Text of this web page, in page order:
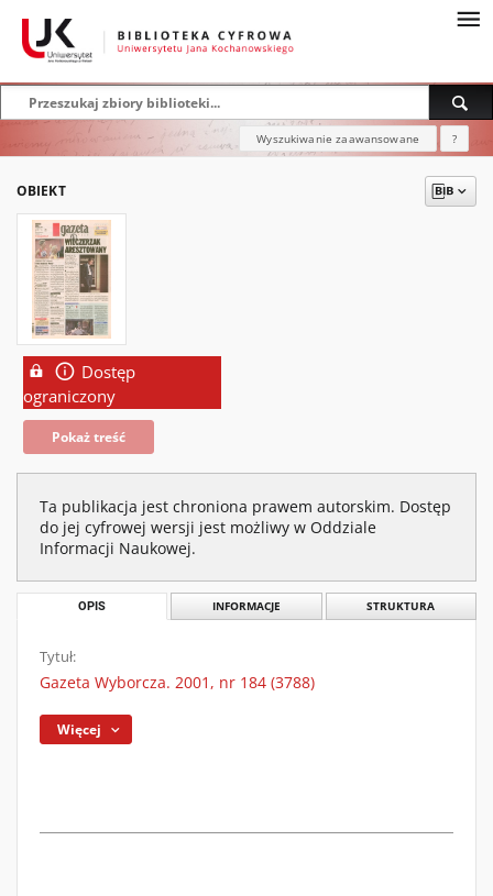
Wyszukiwanie zaawansowane ?
OBIEKT
Dostęp
ograniczony
Pokaż treść
Ta publikacja jest chroniona prawem autorskim. Dostęp
do jej cyfrowej wersji jest możliwy w Oddziale
Informacji Naukowej.
OPIS INFORMACJE STRUKTURA
Tytuł:
Gazeta Wyborcza. 2001, nr 184 (3788)
Więcej